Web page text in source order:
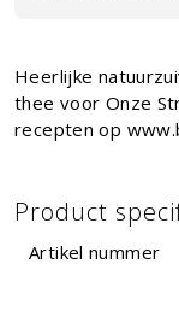
Heerlijke
thee voor Onze
recepten op
Product
Artikel nummer